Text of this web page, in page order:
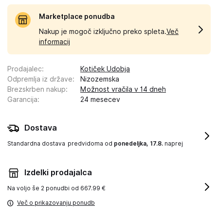
Marketplace ponudba
Nakup je mogoč izključno preko spleta.Več
informacij
Prodajalec:
Kotiček Udobja
Odpremlja iz države:
Nizozemska
Brezskrben nakup:
Možnost vračila v 14 dneh
Garancija: 24 mesecev
Dostava
Standardna dostava predvidoma od ponedeljka, 17.8. naprej
Izdelki prodajalca
Na voljo še 2 ponudbi od 667.99 €
Več o prikazovanju ponudb